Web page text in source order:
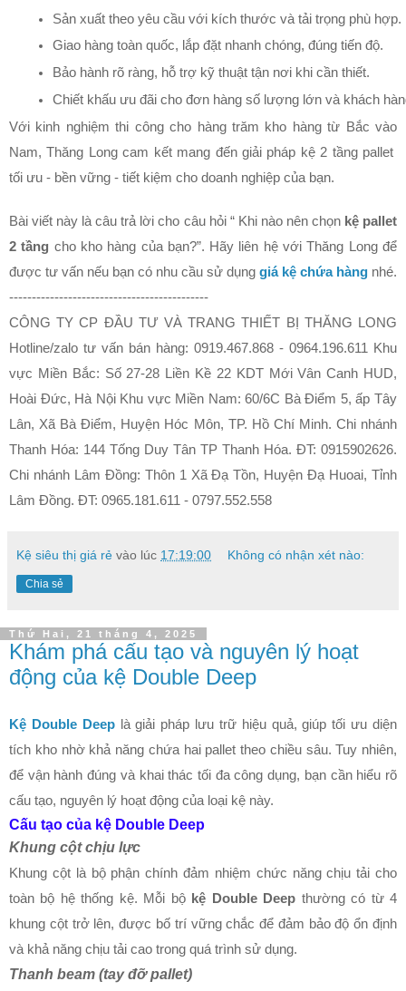
Sản xuất theo yêu cầu với kích thước và tải trọng phù hợp.
Giao hàng toàn quốc, lắp đặt nhanh chóng, đúng tiến độ.
Bảo hành rõ ràng, hỗ trợ kỹ thuật tận nơi khi cần thiết.
Chiết khấu ưu đãi cho đơn hàng số lượng lớn và khách
Với kinh nghiệm thi công cho hàng trăm kho hàng từ Bắc vào
Nam, Thăng Long cam kết mang đến giải pháp kệ 2 tầng pallet
tối ưu - bền vững - tiết kiệm cho doanh nghiệp của bạn.
Bài viết này là câu trả lời cho câu hỏi “ Khi nào nên chọn kệ pallet
2 tầng cho kho hàng của bạn?”. Hãy liên hệ với Thăng Long để
được tư vấn nếu bạn có nhu cầu sử dụng giá kệ chứa hàng nhé.
--------------------------------------------
CÔNG TY CP ĐẦU TƯ VÀ TRANG THIẾT BỊ THĂNG LONG
Hotline/zalo tư vấn bán hàng: 0919.467.868 - 0964.196.611 Khu
vực Miền Bắc: Số 27-28 Liền Kề 22 KDT Mới Vân Canh HUD,
Hoài Đức, Hà Nội Khu vực Miền Nam: 60/6C Bà Điểm 5, ấp Tây
Lân, Xã Bà Điểm, Huyện Hóc Môn, TP. Hồ Chí Minh. Chi nhánh
Thanh Hóa: 144 Tống Duy Tân TP Thanh Hóa. ĐT: 0915902626.
Chi nhánh Lâm Đồng: Thôn 1 Xã Đạ Tồn, Huyện Đạ Huoai, Tỉnh
Lâm Đồng. ĐT: 0965.181.611 - 0797.552.558
Kệ siêu thị giá rẻ vào lúc 17:19:00 Không có nhận xét nào:
Chia sẻ
Thứ Hai, 21 tháng 4, 2025
Khám phá cấu tạo và nguyên lý hoạt
động của kệ Double Deep
Kệ Double Deeplà giải pháp lưu trữ hiệu quả, giúp tối ưu diện
tích kho nhờ khả năng chứa hai pallet theo chiều sâu. Tuy nhiên,
để vận hành đúng và khai thác tối đa công dụng, bạn cần hiểu rõ
cấu tạo, nguyên lý hoạt động của loại kệ này.
Cấu tạo của kệ Double Deep
Khung cột chịu lực
Khung cột là bộ phận chính đảm nhiệm chức năng chịu tải cho
toàn bộ hệ thống kệ. Mỗi bộ kệ Double Deep thường có từ 4
khung cột trở lên, được bố trí vững chắc để đảm bảo độ ổn định
và khả năng chịu tải cao trong quá trình sử dụng.
Thanh beam (tay đỡ pallet)